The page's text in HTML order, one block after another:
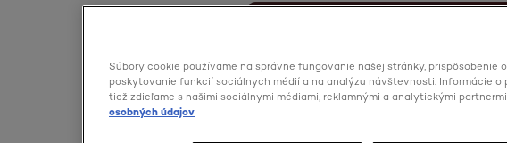
Súbory cookie používame na správne fungovanie našej stránky, prispôsobenie
poskytovanie funkcií sociálnych médií a na analýzu návštevnosti. Informácie o
tiež zdieľame s našimi sociálnymi médiami, reklamnými a analytickými partnermi.
osobných údajov